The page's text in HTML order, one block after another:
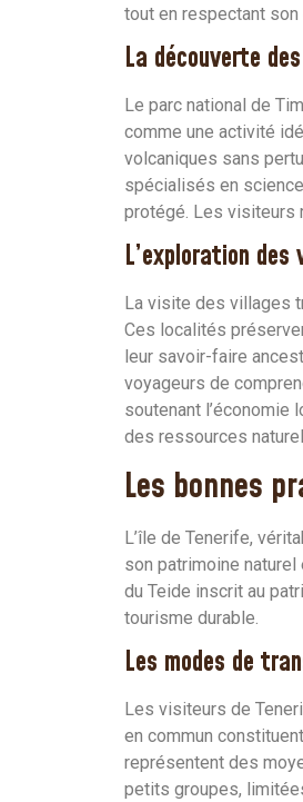
tout en respectant
La découverte
Le parc national de
comme une activité
volcaniques sans
spécialisés en
protégé. Les visiteurs
L’exploration
La visite des villages
Ces localités
leur savoir-faire
voyageurs de
soutenant
des ressources
Les bonnes
L’île de Tenerife,
son patrimoine
du Teide inscrit au
tourisme durable.
Les modes de
Les visiteurs de
en commun
représentent des
petits groupes,